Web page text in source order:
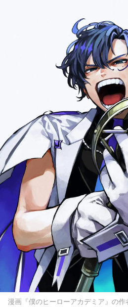
漫画『僕のヒーローアカデミア』の